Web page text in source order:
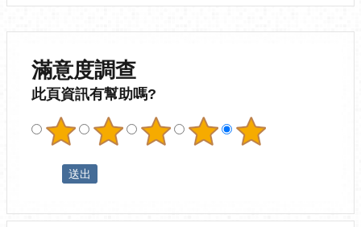
滿意度調查
此頁資訊有幫助嗎?